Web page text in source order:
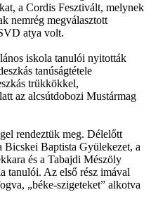
a Cordis Fesztivált, melynek
nemrég megválasztott
atya volt.
iskola tanulói nyitották
tanúságtétele
trükkökkel,
az alcsútdobozi Mustármag
rendeztük meg. Délelőtt
Bicskei Baptista Gyülekezet, a
és a Tabajdi Mészöly
tanulói. Az első rész imával
„béke-szigeteket” alkotva